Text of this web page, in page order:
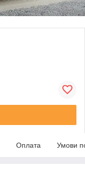
Оплата Умови